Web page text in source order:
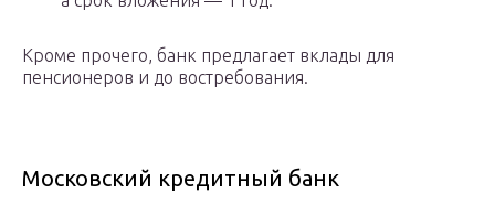
Кроме прочего, банк предлагает вклады для
пенсионеров и до востребования.
Московский кредитный банк